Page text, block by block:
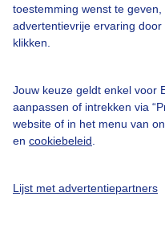
toestemming wenst te
advertentievrije ervaring door
klikken.
Jouw keuze geldt enkel voor
aanpassen of intrekken via
website of in het menu van
en cookiebeleid
Lijst met advertentiepartners
Toegankelijkheid
Gebruikersvoorwaarden
Buienradar Team
Privacy beleid
Cookie beleid